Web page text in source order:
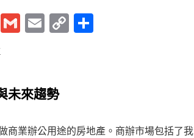
Pinterest
GmailEmail
Copy
未來趨勢
商業辦公用途的房地產。商辦市場包括了我